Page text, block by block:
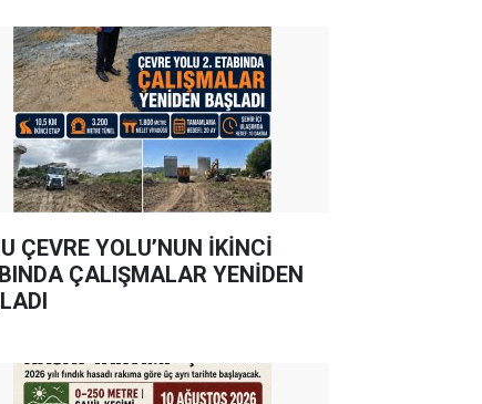
ÇEVRE YOLU’NUN İKİNCİ
ÇALIŞMALAR YENİDEN